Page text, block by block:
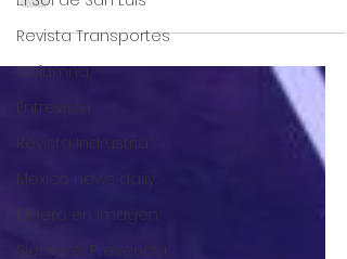
Revista Transportes
Columna
Entrevista
Revista Indrustria
Mexico news daily
Dinero en Imagen
Siempre! Presencia